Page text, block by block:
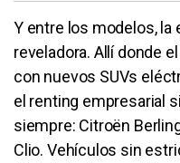
Y entre los modelos, la
reveladora. Allí donde
con nuevos SUVs
el renting empresarial
siempre: Citroën
Clio. Vehículos sin